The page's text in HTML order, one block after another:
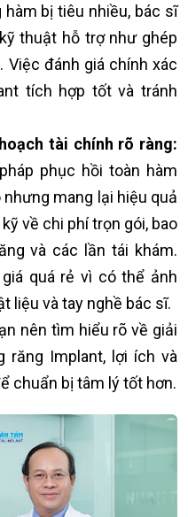
bị tiêu nhiều, bác sĩ
thuật hỗ trợ như ghép
Việc đánh giá chính xác
tích hợp tốt và tránh
tài chính rõ ràng:
phục hồi toàn hàm
mang lại hiệu quả
về chi phí trọn gói, bao
và các lần tái khám.
quá rẻ vì có thể ảnh
liệu và tay nghề bác sĩ.
nên tìm hiểu rõ về giải
răng Implant, lợi ích và
chuẩn bị tâm lý tốt hơn.